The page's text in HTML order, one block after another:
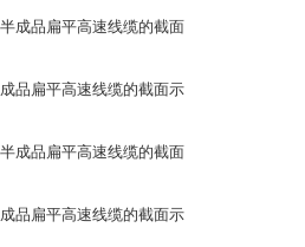
成品扁平高速线缆的截面
品扁平高速线缆的截面示
成品扁平高速线缆的截面
品扁平高速线缆的截面示